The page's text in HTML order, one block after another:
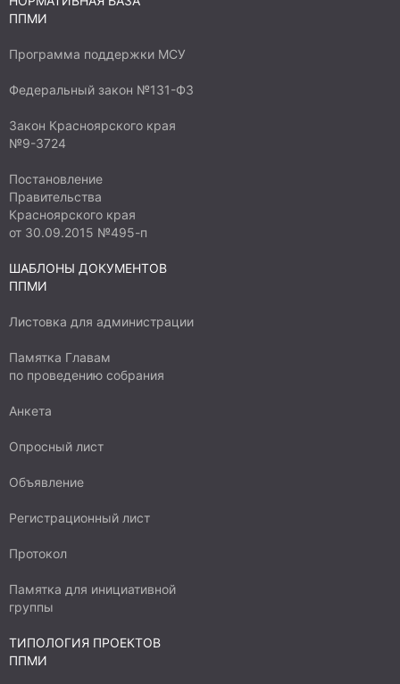
ППМИ
Программа поддержки МСУ
Федеральный закон №131-ФЗ
Закон Красноярского края
№9-3724
Постановление
Правительства
Красноярского края
от 30.09.2015 №495-п
ШАБЛОНЫ ДОКУМЕНТОВ
ППМИ
Листовка для администрации
Памятка Главам
по проведению собрания
Анкета
Опросный лист
Объявление
Регистрационный лист
Протокол
Памятка для инициативной
группы
ТИПОЛОГИЯ ПРОЕКТОВ
ППМИ